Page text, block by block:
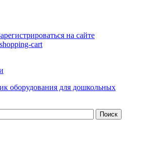
на сайте
оборудования для дошкольных